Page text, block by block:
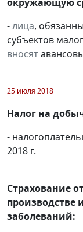
-лица,
субъектов
вносят
25 июля 2018
Налог на
-
2018 г.
Страхование
производстве
заболеваний: